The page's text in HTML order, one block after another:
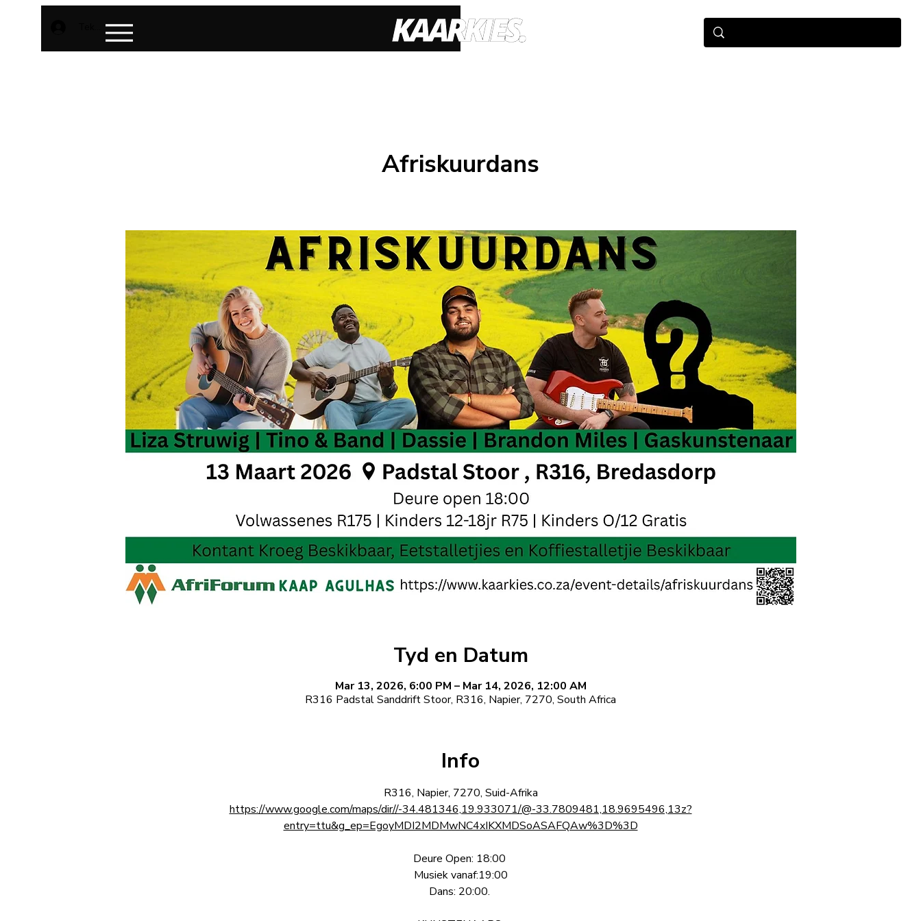
Teken aan
Afriskuurdans
Tyd en Datum
Mar 13, 2026, 6:00 PM – Mar 14, 2026, 12:00 AM
R316 Padstal Sanddrift Stoor, R316, Napier, 7270, South Africa
Info
R316, Napier, 7270, Suid-Afrika
https://www.google.com/maps/dir//-34.481346,19.933071/@-33.7809481,18.9695496,13z?
entry=ttu&g_ep=EgoyMDI2MDMwNC4xIKXMDSoASAFQAw%3D%3D
Deure Open: 18:00
Musiek vanaf:19:00
Dans: 20:00.